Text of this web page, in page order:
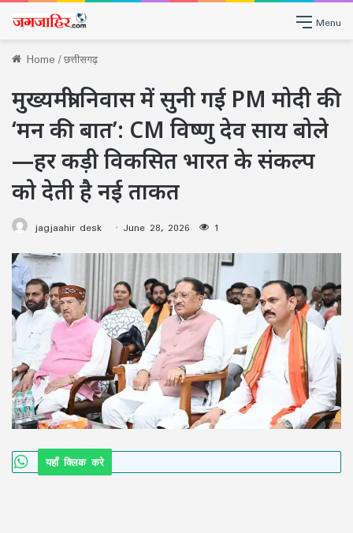
Menu
Home/छत्तीसगढ़
मुख्यमंत्री निवास में सुनी गई PM मोदी की
‘मन की बात’: CM विष्णु देव साय बोले
—हर कड़ी विकसित भारत के संकल्प
को देती है नई ताकत
jagjaahir desk June 28, 2026 1
यहाँ क्लिक करे